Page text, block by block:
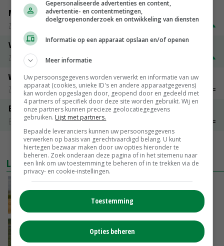
Magere melkpoeder
Zuivel weekprijzen
€ 269,00
Volle melkpoeder
Zuivel weekprijzen
Weipoeder
Zuivel weekprijzen
€ 134,00 € 0,00
Boeren Gouda 12 kg
Boerenkaas
MEER MARKTPRIJZEN
LAATSTE NIEUWS
Onttrekkingsverboden voor grondwater in
VANDAAG, 17:02
Fritesnotering stijgt door tot maximaal 30
Gepersonaliseerde advertenties en content,
advertentie- en contentmetingen,
doelgroepenonderzoek en ontwikkeling van diensten
Informatie op een apparaat opslaan en/of openen
Meer informatie
Uw persoonsgegevens worden verwerkt en informatie van uw
apparaat (cookies, unieke ID's en andere apparaatgegevens)
kan worden opgeslagen door, geopend door en gedeeld met
4 partners of specifiek door deze site worden gebruikt. Wij en
onze partners kunnen precieze geolocatiegegevens
gebruiken. Lijst met partners.
Bepaalde leveranciers kunnen uw persoonsgegevens
verwerken op basis van gerechtvaardigd belang. U kunt
hiertegen bezwaar maken door uw opties hieronder te
beheren. Zoek onderaan deze pagina of in het sitemenu naar
een link om uw toestemming te beheren of in te trekken via de
privacy- en cookie-instellingen.
Toestemming
Opties beheren